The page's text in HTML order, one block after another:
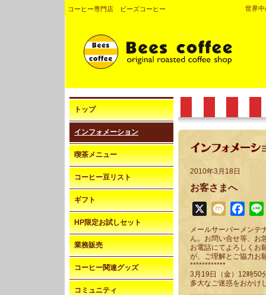
コーヒー専門店 ビーズコーヒー 世界
トップ
インフォメーション
喫茶メニュー
コーヒー豆リスト
ギフト
HP限定お試しセット
業務販売
コーヒー関連グッズ
コミュニティ
2010年3月18日
お客さまへ
Mixi
メールサーバーメンテ
ん。お問い合せ等、お
お電話にてよろしくお
が、ご理解とご協力お
************
3月19日（金）12時50
多大なご迷惑をおかけ